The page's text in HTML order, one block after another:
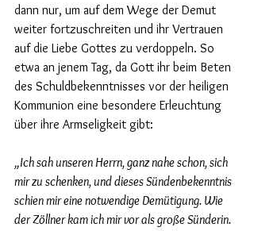
dann nur, um auf dem Wege der Demut
weiter fortzuschreiten und ihr Vertrauen
auf die Liebe Gottes zu verdoppeln. So
etwa an jenem Tag, da Gott ihr beim Beten
des Schuldbekenntnisses vor der heiligen
Kommunion eine besondere Erleuchtung
über ihre Armseligkeit gibt:
„Ich sah unseren Herrn, ganz nahe schon, sich
mir zu schenken, und dieses Sündenbekenntnis
schien mir eine notwendige Demütigung. Wie
der Zöllner kam ich mir vor als große Sünderin.